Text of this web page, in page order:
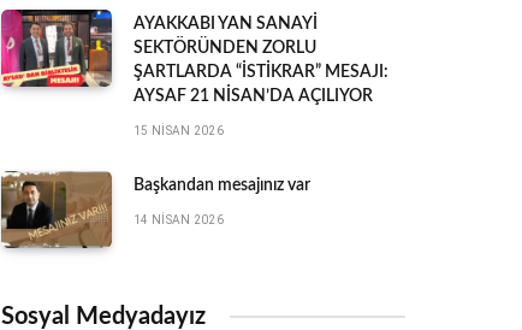
AYAKKABI YAN SANAYİ
SEKTÖRÜNDEN ZORLU
ŞARTLARDA “İSTİKRAR” MESAJI:
AYSAF 21 NİSAN’DA AÇILIYOR
15 NISAN 2026
Başkandan mesajınız var
14 NISAN 2026
Sosyal Medyadayız